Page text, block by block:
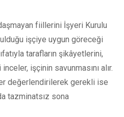
fiillerini İşyeri Kurulu
işçiye uygun göreceği
tarafların şikâyetlerini,
işçinin savunmasını alır.
değerlendirilerek gerekli ise
tazminatsız sona